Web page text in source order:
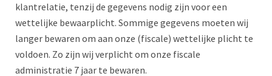
klantrelatie, tenzij de gegevens nodig zijn voor een
wettelijke bewaarplicht. Sommige gegevens moeten wij
langer bewaren om aan onze (fiscale) wettelijke plicht te
voldoen. Zo zijn wij verplicht om onze fiscale
administratie 7 jaar te bewaren.